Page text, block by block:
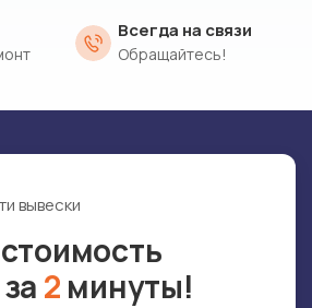
Всегда на связи
Обращайтесь!
вывески
за 2 минуты!